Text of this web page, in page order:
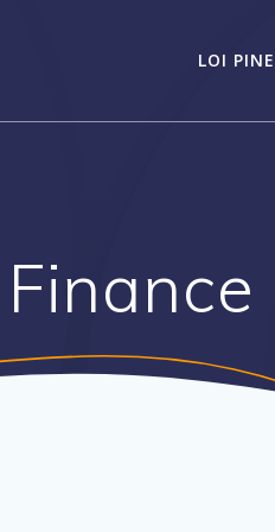
LOI